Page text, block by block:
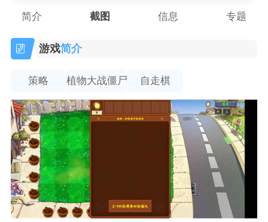
简介 截图 信息 专题
游戏简介
策略 植物大战僵尸 自走棋